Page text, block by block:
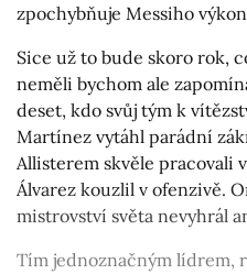
zpochybňuje Messiho
Sice už to bude skoro rok,
neměli bychom ale
deset, kdo svůj tým k
Martínez vytáhl parádní
Allisterem skvěle pracovali
Álvarez kouzlil v ofenzivě.
mistrovství světa nevyhrál
Tím jednoznačným lídrem,